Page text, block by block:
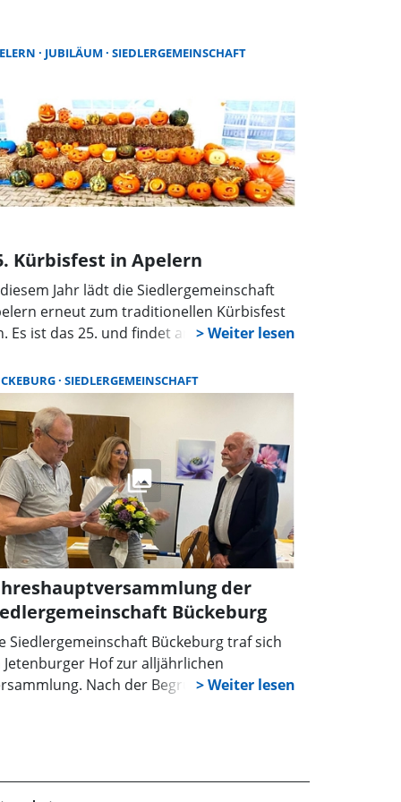
durch die Bauarbeiten nicht zur
JUBILÄUM SIEDLERGEMEINSCHAFT
Kürbisfest in Apelern
Jahr lädt die Siedlergemeinschaft
erneut zum traditionellen Kürbisfest
Es ist das 25. und findet am Samstag, 26.
Lauenauer Straße 8, statt.
SIEDLERGEMEINSCHAFT
der
Bückeburg
Siedlergemeinschaft Bückeburg traf sich
Jetenburger Hof zur alljährlichen
Nach der Begrüßung durch